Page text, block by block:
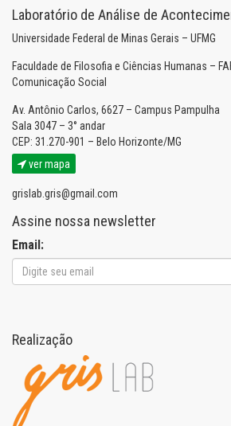
Laboratório de Análise de
Universidade Federal de Minas Gerais – UFMG
Faculdade de Filosofia e Ciências Humanas –
Comunicação Social
Av. Antônio Carlos, 6627 – Campus Pampulha
Sala 3047 – 3° andar
CEP: 31.270-901 – Belo Horizonte/MG
ver mapa
grislab.gris@gmail.com
Assine nossa newsletter
Email:
Realização